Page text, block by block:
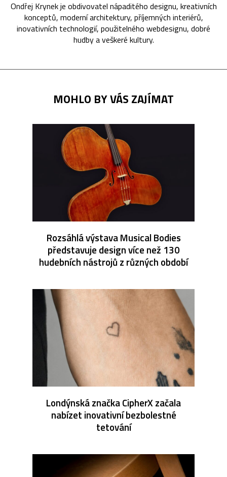
Ondřej Krynek je obdivovatel nápaditého designu, kreativních
konceptů, moderní architektury, příjemných interiérů,
inovativních technologií, použitelného webdesignu, dobré
hudby a veškeré kultury.
MOHLO BY VÁS ZAJÍMAT
Rozsáhlá výstava Musical Bodies
představuje design více než 130
hudebních nástrojů z různých období
Londýnská značka CipherX začala
nabízet inovativní bezbolestné
tetování